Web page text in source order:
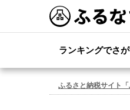
ランキングでさ
ふるさと納税サイト「